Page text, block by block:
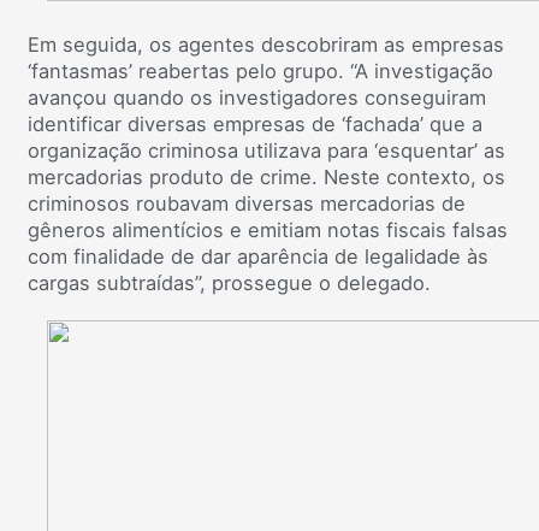
Em seguida, os agentes descobriram as empresas
‘fantasmas’ reabertas pelo grupo. “A investigação
avançou quando os investigadores conseguiram
identificar diversas empresas de ‘fachada’ que a
organização criminosa utilizava para ‘esquentar’ as
mercadorias produto de crime. Neste contexto, os
criminosos roubavam diversas mercadorias de
gêneros alimentícios e emitiam notas fiscais falsas
com finalidade de dar aparência de legalidade às
cargas subtraídas”, prossegue o delegado.